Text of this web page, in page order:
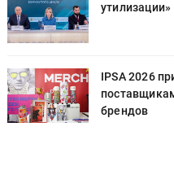
утилизации»
IPSA 2026
брендов